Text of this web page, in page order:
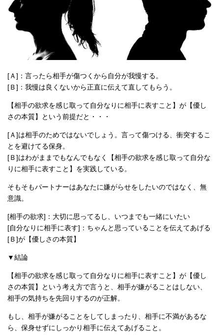
[Ａ]：言ったら相手が傷つくから自分が我慢する。
[Ｂ]：我慢は良くないから正直に伝えて直してもらう。
【相手の欲求を感じ取って自分なりに相手に表すこと】が【優し
さの本質】という前提だと・・・
[Ａ]は相手のためではないでしょう。言って傷つける、衝突するこ
とを避けてる保身。
[Ｂ]はわがままでもなんでもなく【相手の欲求を感じ取って自分な
りに相手に表すこと】を実践している。
そもそもパートナーはあなたに嫌がらせをしたいのではなく、無
意識。
[相手の欲求]：大切に思ってるし、いつまでも一緒にいたい
[自分なりに相手に表す]：ちゃんと思っていることを伝えてあげる
[Ｂ]が【優しさの本質】
▼結論
【相手の欲求を感じ取って自分なりに相手に表すこと】が【優し
さの本質】という考え方で言うと、相手が嫌がることはしない、
相手の気持ちを先回りするのが正解。
もし、相手が嫌がることをしてしまったり、相手に不満があるな
ら、保身せずにしっかり相手に伝えてあげること。